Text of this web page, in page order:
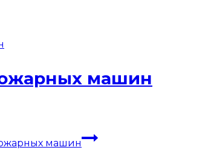
машин
машин